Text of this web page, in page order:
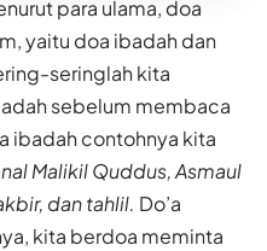
para ulama, doa
yaitu doa ibadah dan
seringlah kita
sebelum membaca
ibadah contohnya kita
Malikil Quddus, Asmaul
dan tahlil. Do’a
kita berdoa meminta